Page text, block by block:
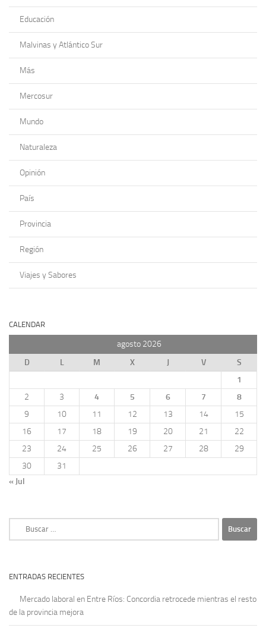
Educación
Malvinas y Atlántico Sur
Más
Mercosur
Mundo
Naturaleza
Opinión
País
Provincia
Región
Viajes y Sabores
CALENDAR
agosto 2026
D
L M X J V
S
1
2
3 4 5 6 7
8
9
10 11 12 13 14
15
16
17 18 19 20 21
22
23
24 25 26 27 28
29
30
31
« Jul
ENTRADAS RECIENTES
Mercado laboral en Entre Ríos: Concordia retrocede mientras el resto
de la provincia mejora